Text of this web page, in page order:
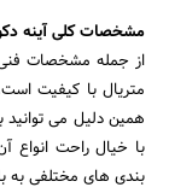
مشخصات کلی آینه
از جمله مشخصات فنی
متریال با کیفیت
همین دلیل می
با خیال راحت انواع
بندی های مختلفی به